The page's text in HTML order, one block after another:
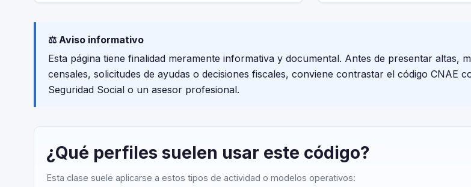
⚖️ Aviso informativo
Esta página tiene finalidad meramente informativa y documental. Antes de presentar altas,
censales, solicitudes de ayudas o decisiones fiscales, conviene contrastar el código CNAE
Seguridad Social o un asesor profesional.
¿Qué perfiles suelen usar este código?
Esta clase suele aplicarse a estos tipos de actividad o modelos operativos: